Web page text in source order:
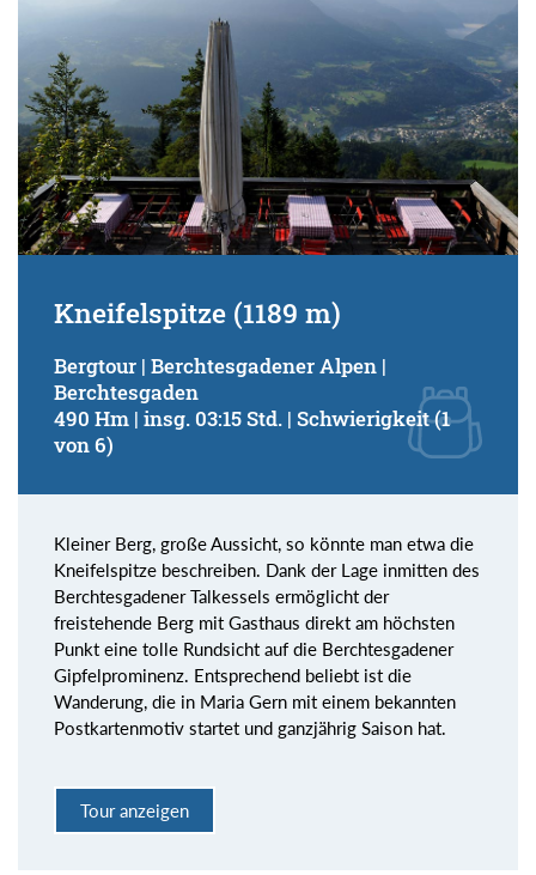
Kneifelspitze (1189 m)
Bergtour | Berchtesgadener Alpen |
Berchtesgaden
490 Hm | insg. 03:15 Std. | Schwierigkeit (1
von 6)
Kleiner Berg, große Aussicht, so könnte man etwa die
Kneifelspitze beschreiben. Dank der Lage inmitten des
Berchtesgadener Talkessels ermöglicht der
freistehende Berg mit Gasthaus direkt am höchsten
Punkt eine tolle Rundsicht auf die Berchtesgadener
Gipfelprominenz. Entsprechend beliebt ist die
Wanderung, die in Maria Gern mit einem bekannten
Postkartenmotiv startet und ganzjährig Saison hat.
Tour anzeigen